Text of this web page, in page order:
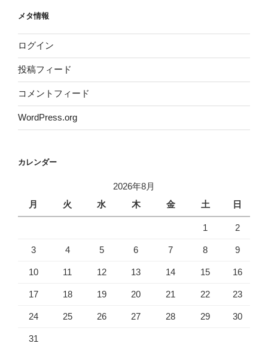
メタ情報
ログイン
投稿フィード
コメントフィード
WordPress.org
カレンダー
2026年8月
月
火 水 木 金 土 日
1 2
3 4 5 6 7 8 9
10 11 12 13 14 15 16
17 18 19 20 21 22 23
24 25 26 27 28 29 30
31